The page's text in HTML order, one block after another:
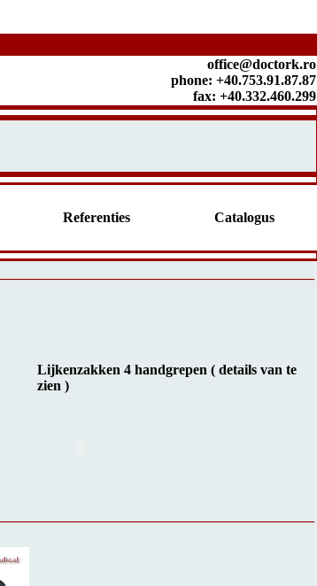
office@doctork.ro
phone: +40.753.91.87.87
fax: +40.332.460.299
Referenties Catalogus
Lijkenzakken 4 handgrepen ( details van te
zien )